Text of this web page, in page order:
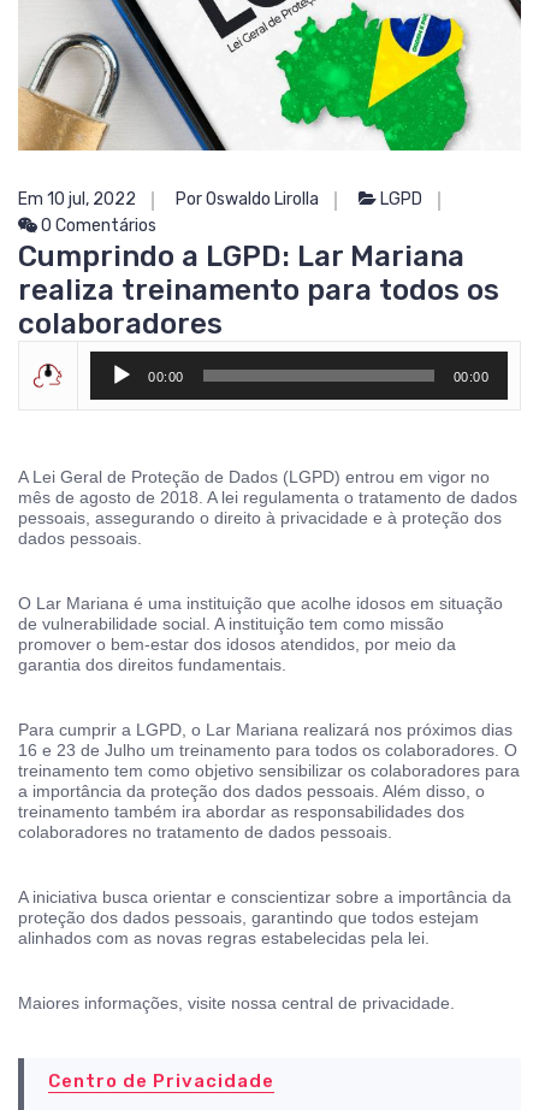
Em 10 jul, 2022 Por Oswaldo Lirolla
LGPD
0 Comentários
Cumprindo a LGPD: Lar Mariana
realiza treinamento para todos os
colaboradores
Tocador
áudio
00:00 00:00
A Lei Geral de Proteção de Dados (LGPD) entrou em vigor no
mês de agosto de 2018. A lei regulamenta o tratamento de dados
pessoais, assegurando o direito à privacidade e à proteção dos
dados pessoais.
O Lar Mariana é uma instituição que acolhe idosos em situação
de vulnerabilidade social. A instituição tem como missão
promover o bem-estar dos idosos atendidos, por meio da
garantia dos direitos fundamentais.
Para cumprir a LGPD, o Lar Mariana realizará nos próximos dias
16 e 23 de Julho um treinamento para todos os colaboradores. O
treinamento tem como objetivo sensibilizar os colaboradores para
a importância da proteção dos dados pessoais. Além disso, o
treinamento também ira abordar as responsabilidades dos
colaboradores no tratamento de dados pessoais.
A iniciativa busca orientar e conscientizar sobre a importância da
proteção dos dados pessoais, garantindo que todos estejam
alinhados com as novas regras estabelecidas pela lei.
Maiores informações, visite nossa central de privacidade.
Centro de Privacidade